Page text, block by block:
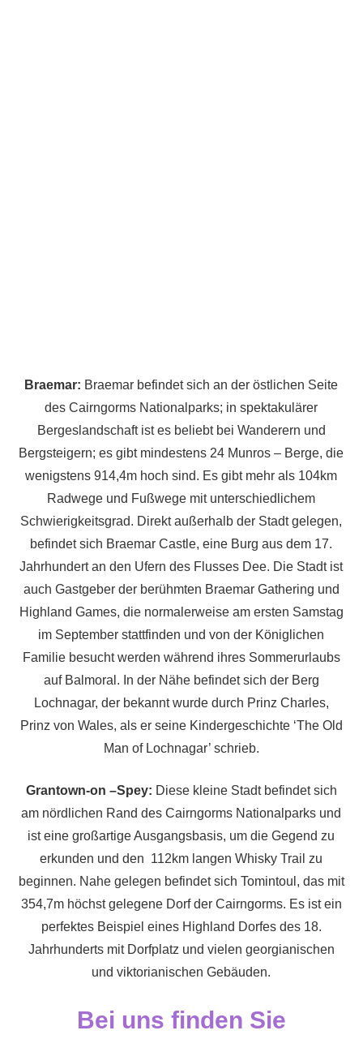
Braemar: Braemar befindet sich an der östlichen Seite
des Cairngorms Nationalparks; in spektakulärer
Bergeslandschaft ist es beliebt bei Wanderern und
Bergsteigern; es gibt mindestens 24 Munros – Berge, die
wenigstens 914,4m hoch sind. Es gibt mehr als 104km
Radwege und Fußwege mit unterschiedlichem
Schwierigkeitsgrad. Direkt außerhalb der Stadt gelegen,
befindet sich Braemar Castle, eine Burg aus dem 17.
Jahrhundert an den Ufern des Flusses Dee. Die Stadt ist
auch Gastgeber der berühmten Braemar Gathering und
Highland Games, die normalerweise am ersten Samstag
im September stattfinden und von der Königlichen
Familie besucht werden während ihres Sommerurlaubs
auf Balmoral. In der Nähe befindet sich der Berg
Lochnagar, der bekannt wurde durch Prinz Charles,
Prinz von Wales, als er seine Kindergeschichte ‘The Old
Man of Lochnagar’ schrieb.
Grantown-on –Spey: Diese kleine Stadt befindet sich
am nördlichen Rand des Cairngorms Nationalparks und
ist eine großartige Ausgangsbasis, um die Gegend zu
erkunden und den 112km langen Whisky Trail zu
beginnen. Nahe gelegen befindet sich Tomintoul, das mit
354,7m höchst gelegene Dorf der Cairngorms. Es ist ein
perfektes Beispiel eines Highland Dorfes des 18.
Jahrhunderts mit Dorfplatz und vielen georgianischen
und viktorianischen Gebäuden.
Bei uns finden Sie